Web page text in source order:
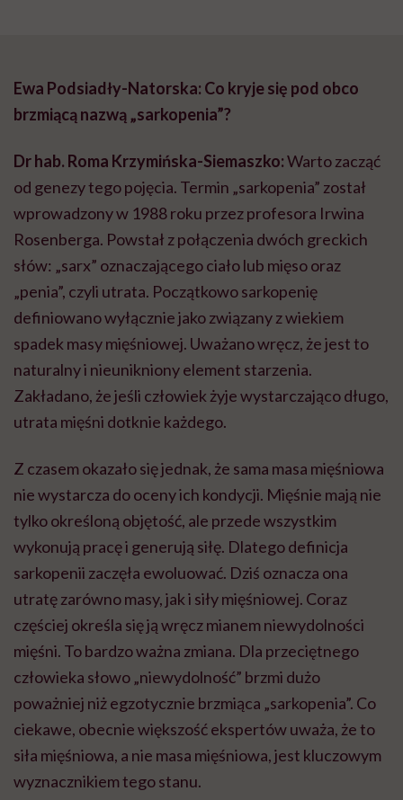
Ewa Podsiadły-Natorska: Co kryje się pod obco
brzmiącą nazwą „sarkopenia”?
Dr hab. Roma Krzymińska-Siemaszko:Warto zacząć
od genezy tego pojęcia. Termin „sarkopenia” został
wprowadzony w 1988 roku przez profesora Irwina
Rosenberga. Powstał z połączenia dwóch greckich
słów: „sarx” oznaczającego ciało lub mięso oraz
„penia”, czyli utrata. Początkowo sarkopenię
definiowano wyłącznie jako związany z wiekiem
spadek masy mięśniowej. Uważano wręcz, że jest to
naturalny i nieunikniony element starzenia.
Zakładano, że jeśli człowiek żyje wystarczająco długo,
utrata mięśni dotknie każdego.
Z czasem okazało się jednak, że sama masa mięśniowa
nie wystarcza do oceny ich kondycji. Mięśnie mają nie
tylko określoną objętość, ale przede wszystkim
wykonują pracę i generują siłę. Dlatego definicja
sarkopenii zaczęła ewoluować. Dziś oznacza ona
utratę zarówno masy, jak i siły mięśniowej. Coraz
częściej określa się ją wręcz mianem niewydolności
mięśni. To bardzo ważna zmiana. Dla przeciętnego
człowieka słowo „niewydolność” brzmi dużo
poważniej niż egzotycznie brzmiąca „sarkopenia”. Co
ciekawe, obecnie większość ekspertów uważa, że to
siła mięśniowa, a nie masa mięśniowa, jest kluczowym
wyznacznikiem tego stanu.